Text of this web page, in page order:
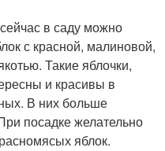
в саду можно
с красной, малиновой,
Такие яблочки,
и красивы в
В них больше
посадке желательно
яблок.